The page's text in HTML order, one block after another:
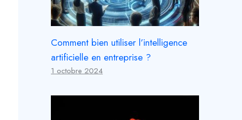
Comment bien utiliser l’intelligence
artificielle en entreprise ?
1 octobre 2024